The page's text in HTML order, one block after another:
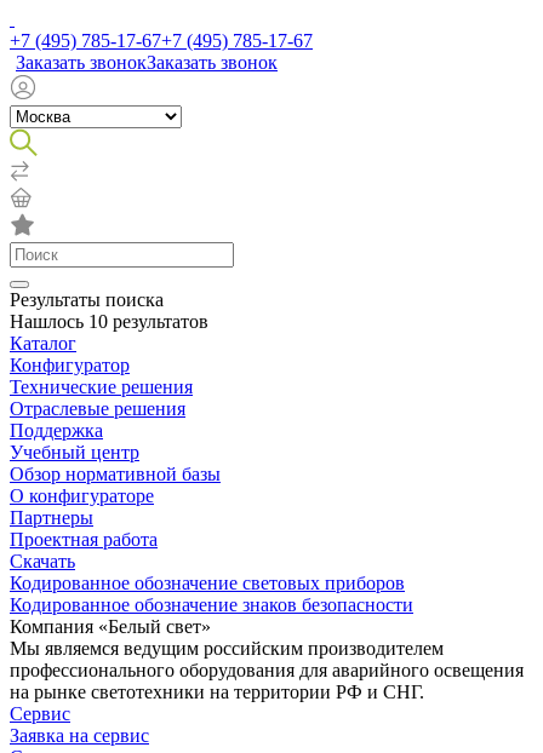
+7 (495) 785-17-67+7 (495) 785-17-67
Заказать звонокЗаказать звонок
Результаты поиска
Нашлось 10 результатов
Каталог
Конфигуратор
Технические решения
Отраслевые решения
Поддержка
Учебный центр
Обзор нормативной базы
О конфигураторе
Партнеры
Проектная работа
Скачать
Кодированное обозначение световых приборов
Кодированное обозначение знаков безопасности
Компания «Белый свет»
Мы являемся ведущим российским производителем
профессионального оборудования для аварийного освещения
на рынке светотехники на территории РФ и СНГ.
Сервис
Заявка на сервис